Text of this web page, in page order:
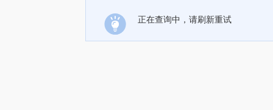
正在查询中，请刷新重试